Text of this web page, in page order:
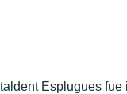
Esplugues